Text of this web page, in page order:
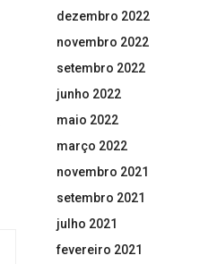
dezembro 2022
novembro 2022
setembro 2022
junho 2022
maio 2022
março 2022
novembro 2021
setembro 2021
julho 2021
fevereiro 2021